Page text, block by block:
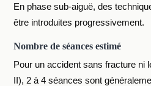
En phase sub-aiguë, des
être introduites progressivement.
Nombre de séances estimé
Pour un accident sans fracture ni
II), 2 à 4 séances sont